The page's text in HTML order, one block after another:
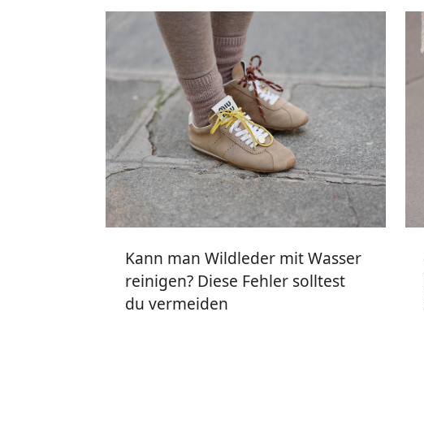
Kann man Wildleder mit Wasser
reinigen? Diese Fehler solltest
du vermeiden